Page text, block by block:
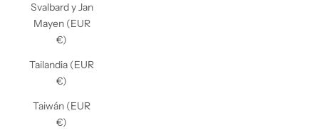
Svalbard y Jan
Mayen (EUR
€)
Tailandia (EUR
€)
Taiwán (EUR
€)